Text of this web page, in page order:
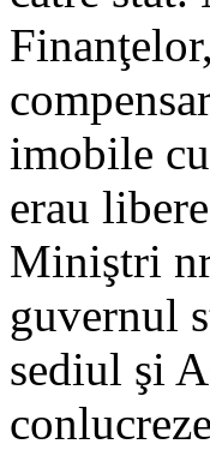
imobile
erau
Miniştri
guvernul
sediul şi